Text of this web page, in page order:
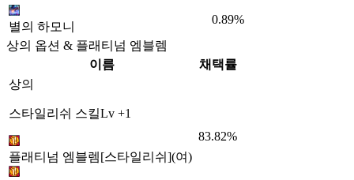
별의 하모니
0.89%
상의 옵션 & 플래티넘 엠블렘
이름
채택률
상의
스타일리쉬 스킬Lv +1
플래티넘 엠블렘[스타일리쉬](여)
83.82%